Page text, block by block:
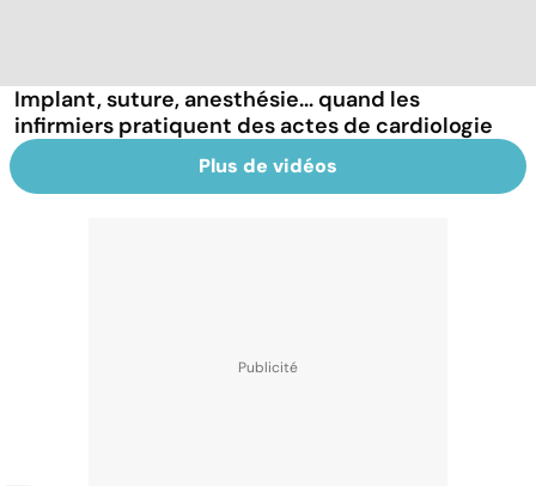
Implant, suture, anesthésie... quand les
infirmiers pratiquent des actes de cardiologie
Plus de vidéos